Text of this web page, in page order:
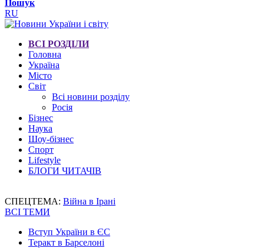
Пошук
RU
ВСІ РОЗДІЛИ
Головна
Україна
Місто
Світ
Всі новини розділу
Росія
Бізнес
Наука
Шоу-бізнес
Спорт
Lifestyle
БЛОГИ ЧИТАЧІВ
СПЕЦТЕМА: Війна в Ірані
ВСІ ТЕМИ
Вступ України в ЄС
Теракт в Барселоні